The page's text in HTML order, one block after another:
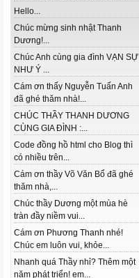
Hello...
Chúc mừng sinh nhật Thanh
Dương!...
Chúc Anh cùng gia đình VẠN SỰ
NHƯ Ý ...
Cám ơn thấy Nguyễn Tuấn Anh
đã ghé thăm nhà!...
CHÚC THẦY THANH DƯƠNG
CÙNG GIA ĐÌNH :...
Code đồng hồ html cho Blog thì
có nhiều trên...
Cám ơn thầy Võ Văn Bổ đã ghé
thăm nhà,...
Chúc thầy Dương một mùa hè
tràn đầy niềm vui...
Cám ơn Phương Thanh nhé!
Chúc em luôn vui, khỏe...
Nhanh quá Thầy nhỉ? Thêm một
năm phát triển! em...